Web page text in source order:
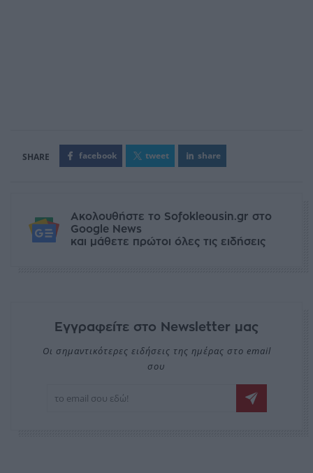
facebook tweet share
Ακολουθήστε το Sofokleousin.gr στο
Google News
και μάθετε πρώτοι όλες τις ειδήσεις
Εγγραφείτε στο Newsletter μας
Οι σημαντικότερες ειδήσεις της ημέρας στο email
σου